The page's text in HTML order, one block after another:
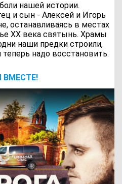
нашей истории.
и сын - Алексей и Игорь
останавливаясь в местах
ХХ века святынь. Храмы
наши предки строили,
надо восстановить.
ВМЕСТЕ!